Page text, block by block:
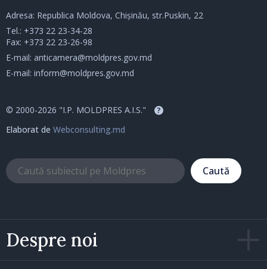
Despre noi
Adresa: Republica Moldova, Chișinău, str.Puskin, 22
Tel.: +373 22 23-34-28
Fax: +373 22 23-26-98
E-mail: anticamera@moldpres.gov.md
E-mail: inform@moldpres.gov.md
© 2000-2026 "I.P. MOLDPRES A.I.S." ?
Elaborat de Webconsulting.md
Caută